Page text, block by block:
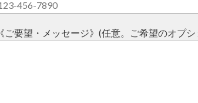
《ご要望・メッセージ》(任意。ご希望のオプ